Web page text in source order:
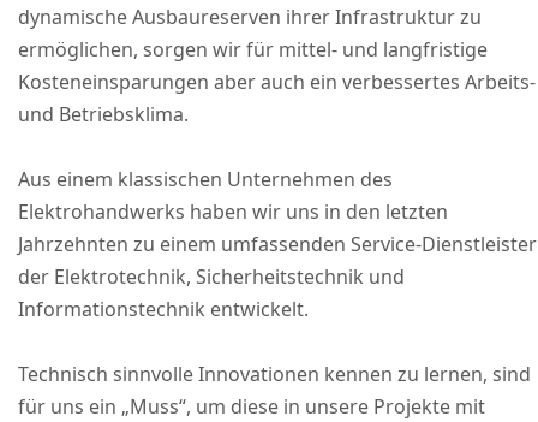
dynamische Ausbaureserven ihrer Infrastruktur zu
ermöglichen, sorgen wir für mittel- und langfristige
Kosteneinsparungen aber auch ein verbessertes Arbeits-
und Betriebsklima.
Aus einem klassischen Unternehmen des
Elektrohandwerks haben wir uns in den letzten
Jahrzehnten zu einem umfassenden Service-Dienstleister
der Elektrotechnik, Sicherheitstechnik und
Informationstechnik entwickelt.
Technisch sinnvolle Innovationen kennen zu lernen, sind
für uns ein „Muss“, um diese in unsere Projekte mit